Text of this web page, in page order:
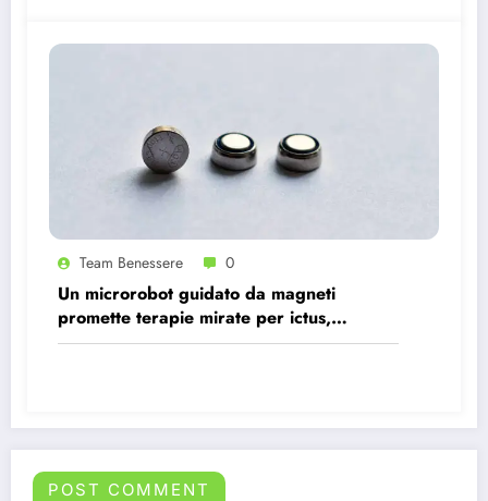
Team Benessere 0
Un microrobot guidato da magneti
promette terapie mirate per ictus,
infezioni e tumori.
POST COMMENT